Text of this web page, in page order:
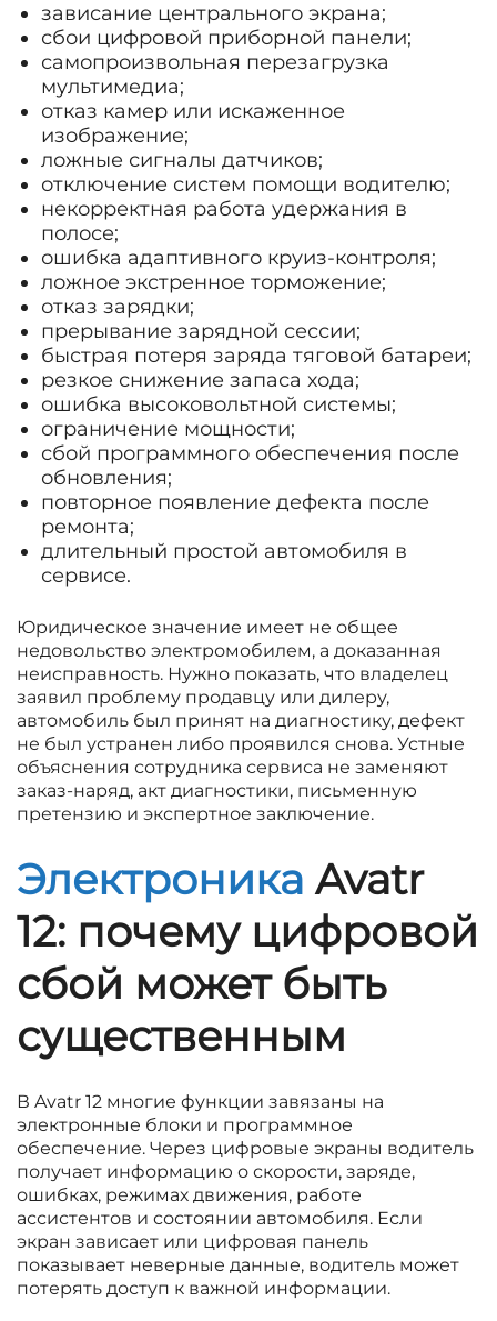
зависание центрального экрана;
сбои цифровой приборной панели;
самопроизвольная перезагрузка
мультимедиа;
отказ камер или искаженное
изображение;
ложные сигналы датчиков;
отключение систем помощи водителю;
некорректная работа удержания в
полосе;
ошибка адаптивного круиз-контроля;
ложное экстренное торможение;
отказ зарядки;
прерывание зарядной сессии;
быстрая потеря заряда тяговой батареи;
резкое снижение запаса хода;
ошибка высоковольтной системы;
ограничение мощности;
сбой программного обеспечения после
обновления;
повторное появление дефекта после
ремонта;
длительный простой автомобиля в
сервисе.
Юридическое значение имеет не общее
недовольство электромобилем, а доказанная
неисправность. Нужно показать, что владелец
заявил проблему продавцу или дилеру,
автомобиль был принят на диагностику, дефект
не был устранен либо проявился снова. Устные
объяснения сотрудника сервиса не заменяют
заказ-наряд, акт диагностики, письменную
претензию и экспертное заключение.
Электроника Avatr
12: почему цифровой
сбой может быть
существенным
В Avatr 12 многие функции завязаны на
электронные блоки и программное
обеспечение. Через цифровые экраны водитель
получает информацию о скорости, заряде,
ошибках, режимах движения, работе
ассистентов и состоянии автомобиля. Если
экран зависает или цифровая панель
показывает неверные данные, водитель может
потерять доступ к важной информации.